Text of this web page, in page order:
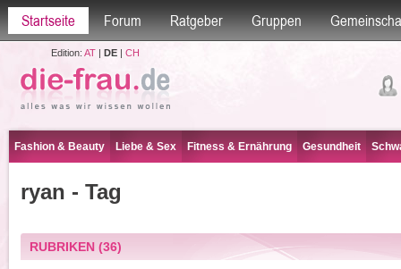
Startseite Forum Ratgeber Gruppen
Edition: AT| DE| CH
Fashion & Beauty Liebe & Sex Fitness & Ernährung Gesundheit
ryan - Tag
RUBRIKEN(36)